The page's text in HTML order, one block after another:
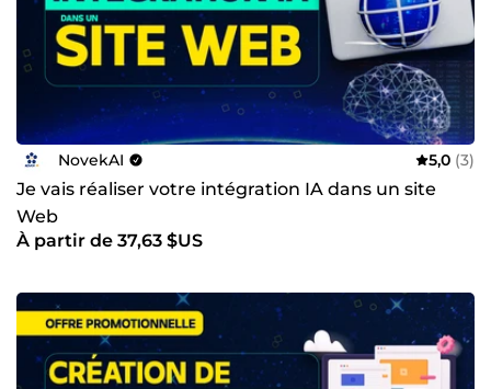
NovekAI 5,0 (3)
Je vais réaliser votre intégration IA dans un site
Web
À partir de 37,63 $US